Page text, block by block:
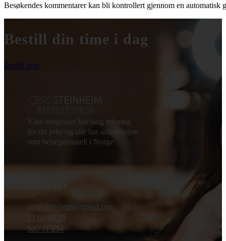
Besøkendes kommentarer kan bli kontrollert gjennom en automatisk
Bestill din time i dag
Bestill time
Våre terapeuter har lang erfaring
fra sitt yrke og alle har autorisasjon
som helsepersonell i Norge.
gerd.steinheim@gmail.com
22 60 00 20
900 51 254